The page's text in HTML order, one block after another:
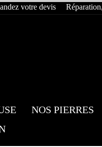
votre devis
NOS PIERRES